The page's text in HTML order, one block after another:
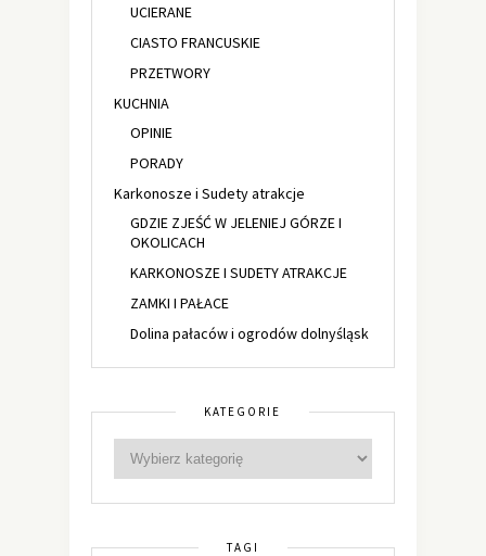
UCIERANE
CIASTO FRANCUSKIE
PRZETWORY
KUCHNIA
OPINIE
PORADY
Karkonosze i Sudety atrakcje
GDZIE ZJEŚĆ W JELENIEJ GÓRZE I
OKOLICACH
KARKONOSZE I SUDETY ATRAKCJE
ZAMKI I PAŁACE
Dolina pałaców i ogrodów dolnyśląsk
KATEGORIE
TAGI